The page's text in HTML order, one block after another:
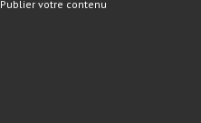
Publier votre contenu